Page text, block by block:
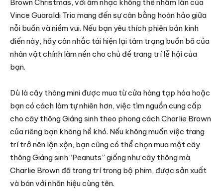
Brown Christmas, với âm nhạc không thể nhầm lẫn của
Vince Guaraldi Trio mang đến sự cân bằng hoàn hảo giữa
nỗi buồn và niềm vui. Nếu bạn yêu thích phiên bản kinh
điển này, hãy cân nhắc tái hiện lại tâm trạng buồn bã của
nhân vật chính làm nền cho chủ đề trang trí lễ hội của
bạn.
Dù là cây thông mini được mua từ cửa hàng tạp hóa hoặc
bạn có cách làm tự nhiên hơn, việc tìm nguồn cung cấp
cho cây thông Giáng sinh theo phong cách Charlie Brown
của riêng bạn không hề khó. Nếu không muốn việc trang
trí trở nên lộn xộn, bạn cũng có thể chọn mua một cây
thông Giáng sinh “Peanuts” giống như cây thông mà
Charlie Brown đã trang trí trong bộ phim, được sản xuất
và bán với nhãn hiệu cùng tên.